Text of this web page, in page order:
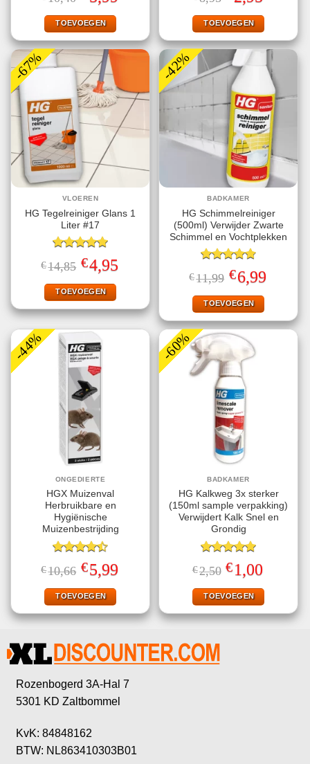
prijs
was:
€10,40.
prijs
TOEVOEGEN
prijs
was:
€8,95.
is:
€2,95.
TOEVOEGEN
-67%
VLOEREN
HG Tegelreiniger Glans 1
Liter #17
Gewaardeerd
5.00uit 5
€14,85 Oorspronkelijke
prijs
was:
€14,85.
€4,95prijs
TOEVOEGEN
-42%
BADKAMER
HG Schimmelreiniger
(500ml) Verwijder Zwarte
Schimmel en Vochtplekken
Gewaardeerd
4.80uit 5
€11,99 Oorspronkelijke
prijs
was:
€11,99.
€6,99Huidige
prijs
TOEVOEGEN
-44%
ONGEDIERTE
HGX Muizenval
Herbruikbare en
Hygiënische
Muizenbestrijding
Gewaardeerd
4.47uit 5
€10,66 Oorspronkelijke
prijs
was:
€10,66.
€5,99Huidige
prijs
TOEVOEGEN
-60%
BADKAMER
HG Kalkweg 3x sterker
(150ml sample verpakking)
Verwijdert Kalk Snel en
Grondig
Gewaardeerd
5.00uit 5
€2,50 Oorspronkelijke
prijs
was:
€2,50.
€1,00
is:
€1,00.
TOEVOEGEN
Rozenbogerd 3A-Hal 7
5301 KD Zaltbommel
KvK: 84848162
BTW: NL863410303B01